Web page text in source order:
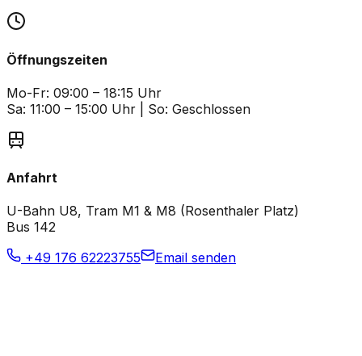
Öffnungszeiten
Mo-Fr: 09:00 – 18:15 Uhr
Sa: 11:00 – 15:00 Uhr | So: Geschlossen
Anfahrt
U-Bahn U8, Tram M1 & M8 (Rosenthaler Platz)
Bus 142
+49 176 62223755
Email senden